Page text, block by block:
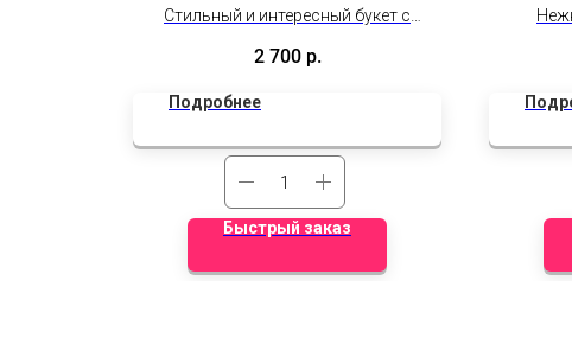
Стильный и интересный букет с
2 700 р.
Подробнее
Быстрый заказ